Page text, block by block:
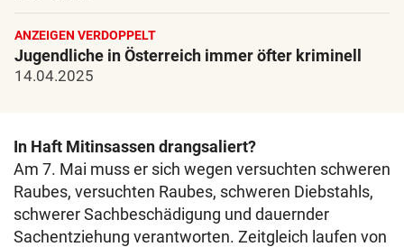
ANZEIGEN VERDOPPELT
Jugendliche in Österreich immer öfter kriminell
14.04.2025
In Haft Mitinsassen drangsaliert?
Am 7. Mai muss er sich wegen versuchten schweren
Raubes, versuchten Raubes, schweren Diebstahls,
schwerer Sachbeschädigung und dauernder
Sachentziehung verantworten. Zeitgleich laufen von